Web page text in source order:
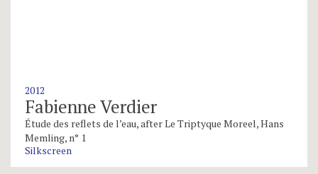
2012
Fabienne Verdier
Étude des reflets de l’eau, after Le Triptyque Moreel, Hans
Memling, n° 1
Silkscreen